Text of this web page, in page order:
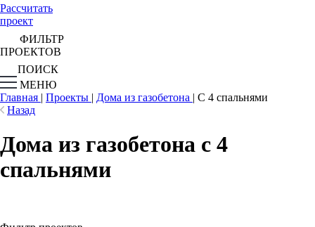
Рассчитать
проект
ФИЛЬТР
ПРОЕКТОВ
ПОИСК
МЕНЮ
Главная | Проекты | Дома из газобетона | С 4 спальнями
Назад
Дома из газобетона с 4
спальнями